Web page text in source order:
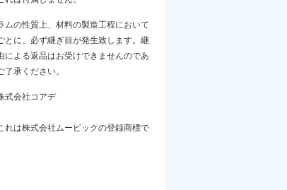
ムの性質上、材料の製造工程において
とに、必ず継ぎ目が発生致します。継
による返品はお受けできませんのであ
了承ください。
式会社コアデ
れは株式会社ムービックの登録商標で